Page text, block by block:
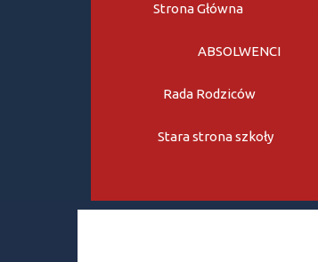
Strona Główna
ABSOLWENCI
Rada Rodziców
Stara strona szkoły